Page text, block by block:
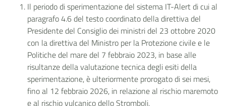
Il periodo di sperimentazione del sistema IT-Alert di cui al
paragrafo 4.6 del testo coordinato della direttiva del
Presidente del Consiglio dei ministri del 23 ottobre 2020
con la direttiva del Ministro per la Protezione civile e le
Politiche del mare del 7 febbraio 2023, in base alle
risultanze della valutazione tecnica degli esiti della
sperimentazione, è ulteriormente prorogato di sei mesi,
fino al 12 febbraio 2026, in relazione al rischio maremoto
e al rischio vulcanico dello Stromboli.